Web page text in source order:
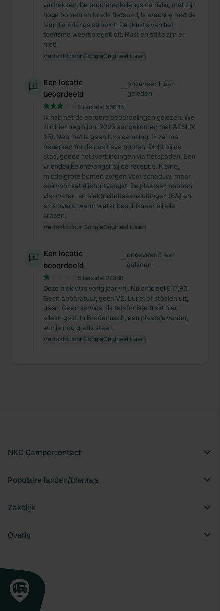
vertrekken. De promenade langs de rivier, met zijn
hoge bomen en brede fietspad, is prachtig met de
Isar die erlangs stroomt. De drukte van het
toerisme weerspiegelt dit. Rust en stilte zijn er
niet!
Vertaald door GoogleOrigineel tonen
Een locatie
beoordeeld
—ongeveer 1 jaar
geleden
Sitecode: 58643
Ik heb net de eerdere beoordelingen gelezen. We
zijn hier begin juni 2025 aangekomen met ACSI (€
25). Nee, het is geen luxe camping. Ik zal me
beperken tot de positieve punten. Dicht bij de
stad, goede fietsverbindingen via fietspaden. Een
vriendelijke ontvangst bij de receptie. Kleine,
middelgrote bomen zorgen voor schaduw, maar
ook voor satellietontvangst. De plaatsen hebben
vier water- en elektriciteitsaansluitingen (6A) en
er is overal warm water beschikbaar bij alle
kranen.
Vertaald door GoogleOrigineel tonen
Een locatie
beoordeeld
—ongeveer 3 jaar
geleden
Sitecode: 27988
Deze plek was vorig jaar vrij. Nu officieel € 17,90.
Geen apparatuur, geen VE. Luifel of stoelen uit,
geen. Geen service, de telefoniste trekt hier
alleen geld. In Brodenbach, een plaatsje verder,
kun je nog gratis staan.
Vertaald door GoogleOrigineel tonen
NKC Campercontact
Populaire landen/thema's
Zakelijk
Overig